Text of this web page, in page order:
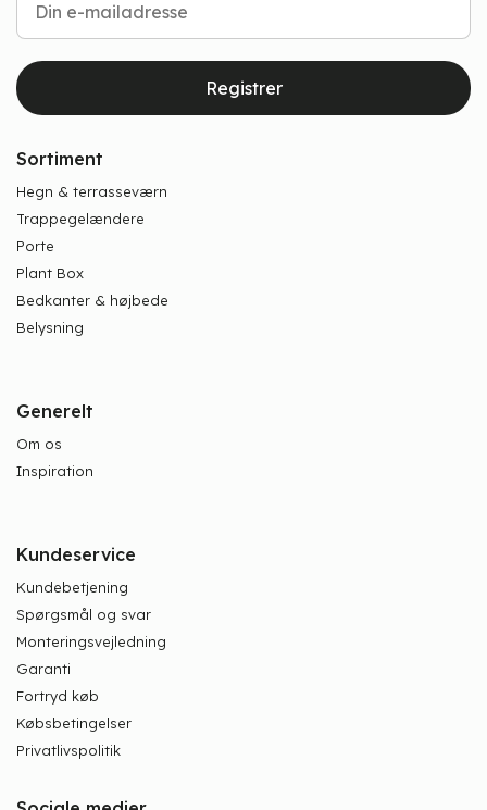
Registrer
Sortiment
Hegn & terrasseværn
Trappegelændere
Porte
Plant Box
Bedkanter & højbede
Belysning
Generelt
Om os
Inspiration
Kundeservice
Kundebetjening
Spørgsmål og svar
Monteringsvejledning
Garanti
Fortryd køb
Købsbetingelser
Privatlivspolitik